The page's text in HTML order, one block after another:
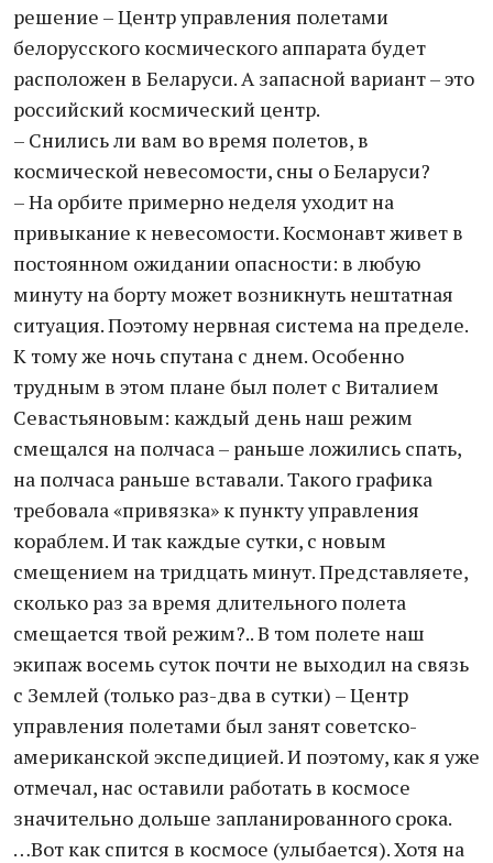
решение – Центр управления полетами
белорусского космического аппарата будет
расположен в Беларуси. А запасной вариант – это
российский космический центр.
– Снились ли вам во время полетов, в
космической невесомости, сны о Беларуси?
– На орбите примерно неделя уходит на
привыкание к невесомости. Космонавт живет в
постоянном ожидании опасности: в любую
минуту на борту может возникнуть нештатная
ситуация. Поэтому нервная система на пределе.
К тому же ночь спутана с днем. Особенно
трудным в этом плане был полет с Виталием
Севастьяновым: каждый день наш режим
смещался на полчаса – раньше ложились спать,
на полчаса раньше вставали. Такого графика
требовала «привязка» к пункту управления
кораблем. И так каждые сутки, с новым
смещением на тридцать минут. Представляете,
сколько раз за время длительного полета
смещается твой режим?.. В том полете наш
экипаж восемь суток почти не выходил на связь
с Землей (только раз-два в сутки) – Центр
управления полетами был занят советско-
американской экспедицией. И поэтому, как я уже
отмечал, нас оставили работать в космосе
значительно дольше запланированного срока.
…Вот как спится в космосе (улыбается). Хотя на